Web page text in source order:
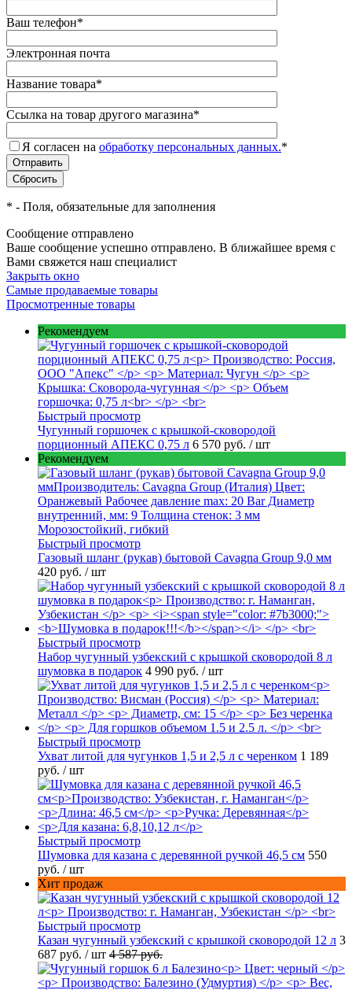
Ваш телефон*
Электронная почта
Название товара*
Ссылка на товар другого магазина*
Я согласен на обработку персональных данных.*
* - Поля, обязательные для заполнения
Сообщение отправлено
Ваше сообщение успешно отправлено. В ближайшее время с
Вами свяжется наш специалист
Закрыть окно
Самые продаваемые товары
Просмотренные товары
Рекомендуем
Быстрый просмотр
Чугунный горшочек с крышкой-сковородой
порционный АПЕКС 0,75 л 6 570 руб. / шт
Рекомендуем
Быстрый просмотр
Газовый шланг (рукав) бытовой Cavagna Group 9,0 мм
420 руб. / шт
Быстрый просмотр
Набор чугунный узбекский с крышкой сковородой 8 л
шумовка в подарок 4 990 руб. / шт
Быстрый просмотр
Ухват литой для чугунков 1,5 и 2,5 л с черенком 1 189
руб. / шт
Быстрый просмотр
Шумовка для казана с деревянной ручкой 46,5 см 550
руб. / шт
Хит продаж
Быстрый просмотр
Казан чугунный узбекский с крышкой сковородой 12 л 3
687 руб. / шт 4 587 руб.